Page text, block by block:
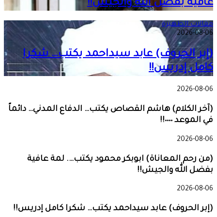
عافية بفضل الله والجيش!!
مقالات الظهيرة
2026-08-06
(إبر الحروف) عابد سيداحمد يكتب… شكرا
كامل إدريس!!
2026-08-06
(آخر الكلام) هاشم القصاص يكتب… الدفاع المدني… دائماً
في الموعد ٠٠٠٠!!
2026-08-06
(من رحم المعاناة) ابوبكر محمود يكتب…. لمة عافية
بفضل الله والجيش!!
2026-08-06
(إبر الحروف) عابد سيداحمد يكتب… شكرا كامل إدريس!!